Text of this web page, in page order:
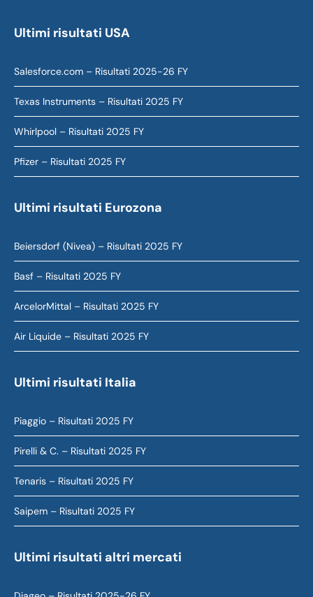
Ultimi risultati USA
Salesforce.com – Risultati 2025-26 FY
Texas Instruments – Risultati 2025 FY
Whirlpool – Risultati 2025 FY
Pfizer – Risultati 2025 FY
Ultimi risultati Eurozona
Beiersdorf (Nivea) – Risultati 2025 FY
Basf – Risultati 2025 FY
ArcelorMittal – Risultati 2025 FY
Air Liquide – Risultati 2025 FY
Ultimi risultati Italia
Piaggio – Risultati 2025 FY
Pirelli & C. – Risultati 2025 FY
Tenaris – Risultati 2025 FY
Saipem – Risultati 2025 FY
Ultimi risultati altri mercati